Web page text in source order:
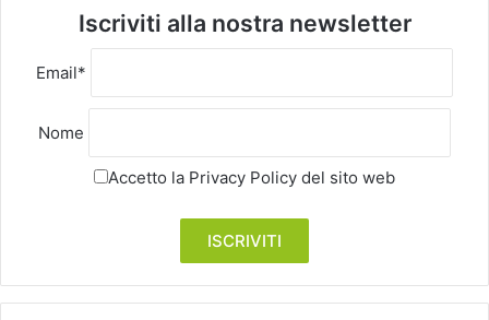
Iscriviti alla nostra newsletter
Email*
Nome
Accetto la Privacy Policy del sito web